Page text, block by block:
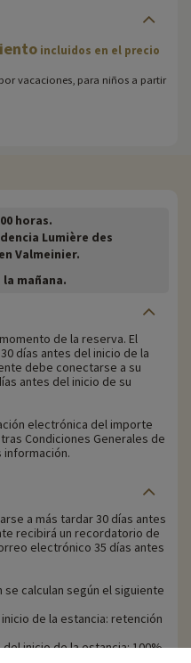
incluidos en el precio
vacaciones, para niños a partir
horas.
Lumière des
Valmeinier.
mañana.
de la reserva. El
días antes del inicio de la
debe conectarse a su
antes del inicio de su
electrónica del importe
Condiciones Generales de
información.
a más tardar 30 días antes
recibirá un recordatorio de
electrónico 35 días antes
calculan según el siguiente
de la estancia: retención
inicio de la estancia: 100%